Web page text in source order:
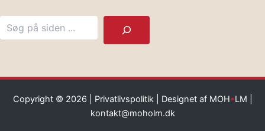
Copyright © 2026 | Privatlivspolitik| Designet af MOH•LM |
kontakt@moholm.dk